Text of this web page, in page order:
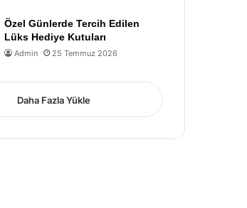
Özel Günlerde Tercih Edilen
Lüks Hediye Kutuları
Admin 25 Temmuz 2026
Daha Fazla Yükle